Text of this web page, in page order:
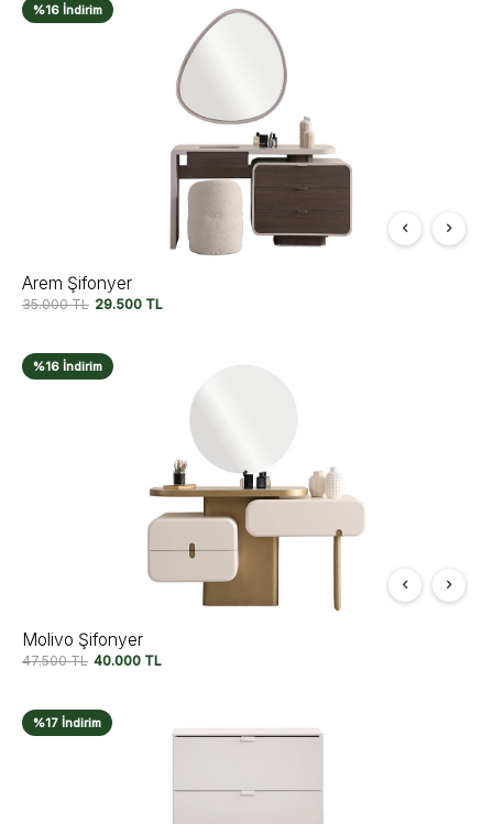
%16 İndirim
Arem Şifonyer
35.000TL 29.500 TL
%16 İndirim
Molivo Şifonyer
47.500TL 40.000 TL
%17 İndirim